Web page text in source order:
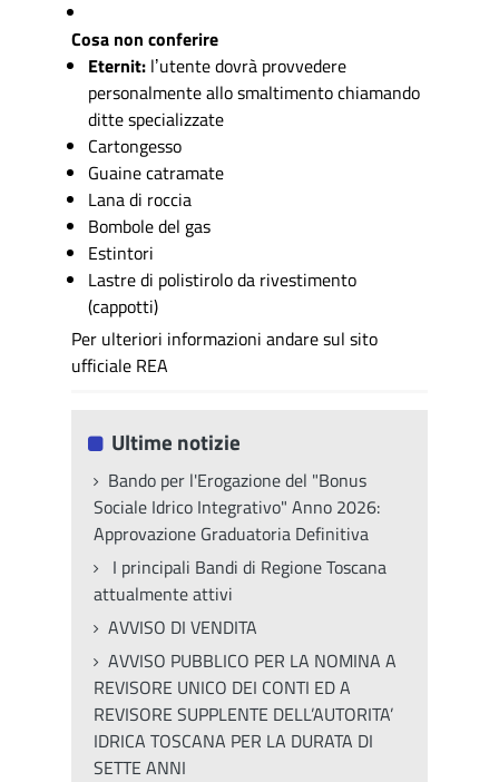
Cosa non conferire
Eternit: lʼutente dovrà provvedere
personalmente allo smaltimento chiamando
ditte specializzate
Cartongesso
Guaine catramate
Lana di roccia
Bombole del gas
Estintori
Lastre di polistirolo da rivestimento
(cappotti)
Per ulteriori informazioni andare sul sito
ufficiale REA
Ultime notizie
Bando per l'Erogazione del "Bonus
Sociale Idrico Integrativo" Anno 2026:
Approvazione Graduatoria Definitiva
I principali Bandi di Regione Toscana
attualmente attivi
AVVISO DI VENDITA
AVVISO PUBBLICO PER LA NOMINA A
REVISORE UNICO DEI CONTI ED A
REVISORE SUPPLENTE DELL’AUTORITA’
IDRICA TOSCANA PER LA DURATA DI
SETTE ANNI